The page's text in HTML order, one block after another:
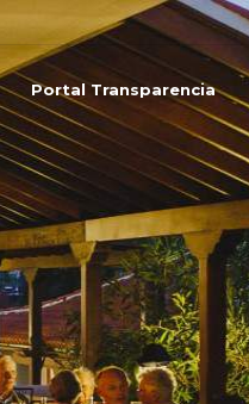
Portal Transparencia